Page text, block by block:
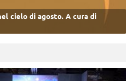
cielo di agosto. A cura di